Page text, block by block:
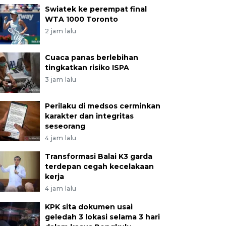
Swiatek ke perempat final
WTA 1000 Toronto
2 jam lalu
Cuaca panas berlebihan
tingkatkan risiko ISPA
3 jam lalu
Perilaku di medsos cerminkan
karakter dan integritas
seseorang
4 jam lalu
Transformasi Balai K3 garda
terdepan cegah kecelakaan
kerja
4 jam lalu
KPK sita dokumen usai
geledah 3 lokasi selama 3 hari